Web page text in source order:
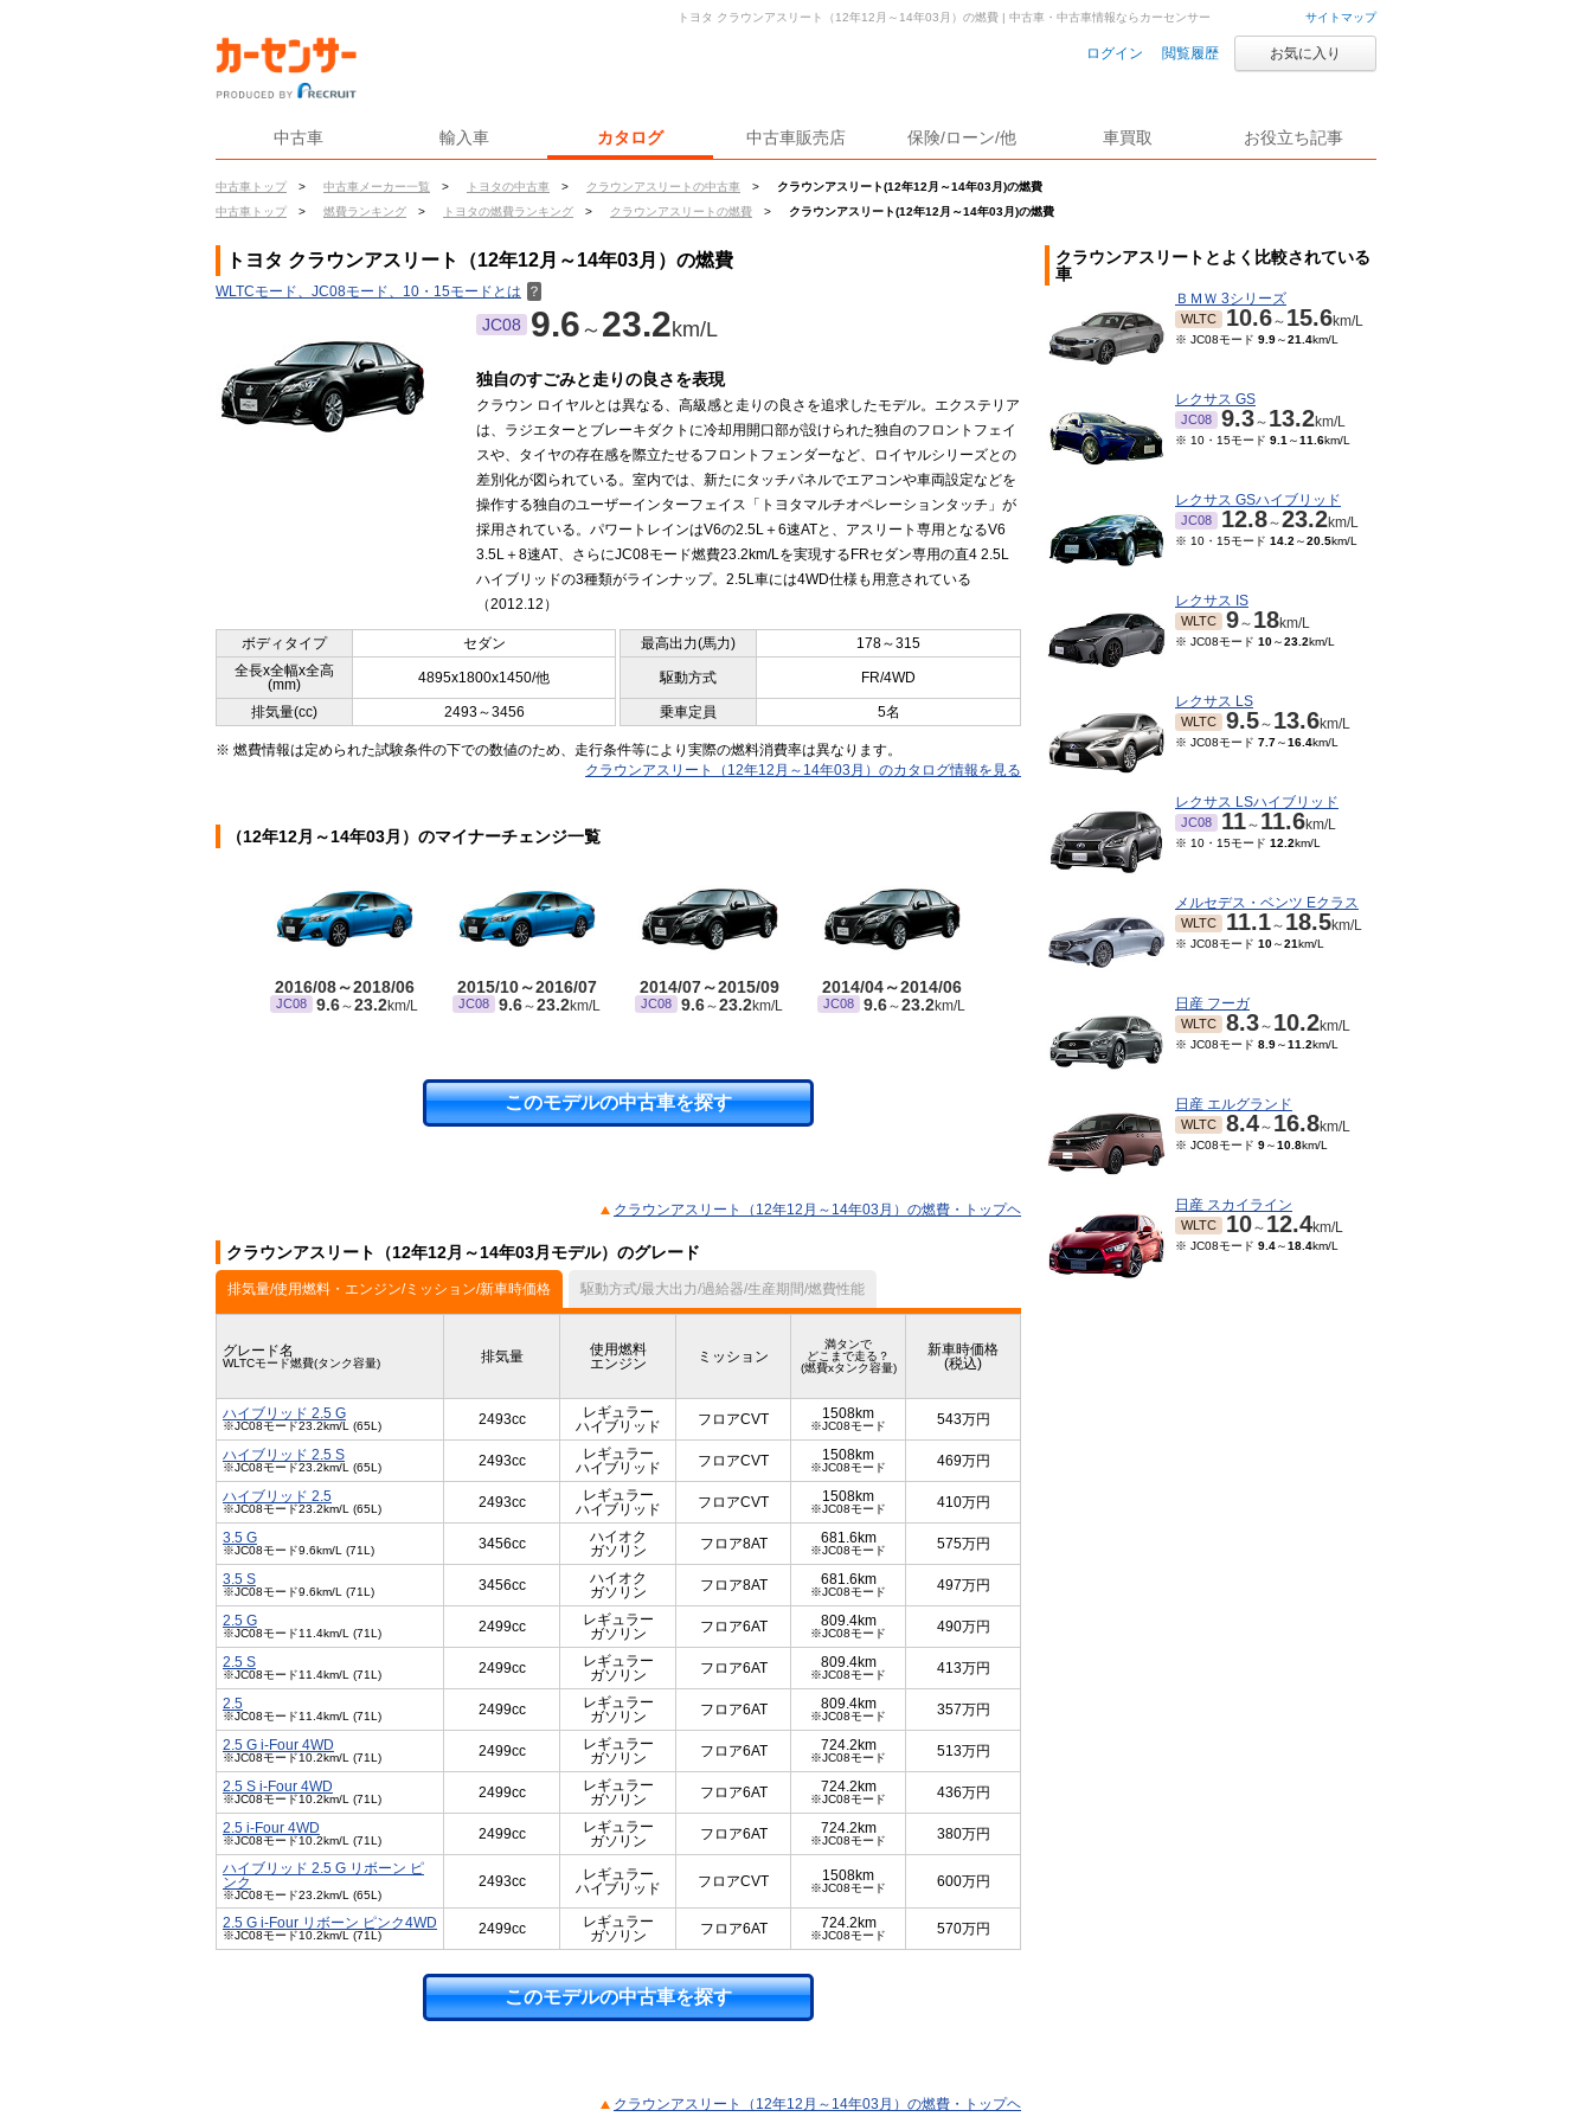
サイトマップ
ログイン 閲覧履歴 お気に入り
中古車 輸入車 カタログ 中古車販売店 保険/ローン/他 車買取 お役立ち記事
中古車トップ > 中古車メーカー一覧 > トヨタの中古車 > クラウンアスリートの中古車 >
クラウンアスリート(12年12月～14年03月)の燃費
中古車トップ
> 燃費ランキング > トヨタの燃費ランキング > クラウンアスリートの燃費 > クラウンアスリート(12年12月～14年03月)の燃費
トヨタ クラウンアスリート（12年12月～14年03月）の燃費 | 中古車・中古車情報ならカーセンサー
トヨタ クラウンアスリート（12年12月～14年03月）の燃費
WLTCモード、JC08モード、10・15モードとは ？
JC08 9.6 ～ 23.2km/L
独自のすごみと走りの良さを表現
クラウン ロイヤルとは異なる、高級感と走りの良さを追求したモデル。エクステリア
は、ラジエターとブレーキダクトに冷却用開口部が設けられた独自のフロントフェイ
スや、タイヤの存在感を際立たせるフロントフェンダーなど、ロイヤルシリーズとの
差別化が図られている。室内では、新たにタッチパネルでエアコンや車両設定などを
操作する独自のユーザーインターフェイス「トヨタマルチオペレーションタッチ」が
採用されている。パワートレインはV6の2.5L＋6速ATと、アスリート専用となるV6
3.5L＋8速AT、さらにJC08モード燃費23.2km/Lを実現するFRセダン専用の直4 2.5L
ハイブリッドの3種類がラインナップ。2.5L車には4WD仕様も用意されている
（2012.12）
ボディタイプ セダン 最高出力(馬力)
178～315
全長x全幅x全高
(mm)
4895x1800x1450/他 駆動方式 FR/4WD
排気量(cc) 2493～3456 乗車定員 5名
※ 燃費情報は定められた試験条件の下での数値のため、走行条件等により実際の燃料消費率は異なります。
クラウンアスリート（12年12月～14年03月）のカタログ情報を見る
（12年12月～14年03月）のマイナーチェンジ一覧
2016/08～2018/06
JC08 9.6～23.2km/L
2015/10～2016/07
JC08 9.6～23.2km/L
2014/07～2015/09
JC08 9.6～23.2km/L
2014/04～2014/06
JC08 9.6～23.2km/L
このモデルの中古車を探す
クラウンアスリート（12年12月～14年03月）の燃費・トップヘ
クラウンアスリート（12年12月～14年03月モデル）のグレード
排気量/使用燃料・エンジン/ミッション/新車時価格 駆動方式/最大出力/過給器/生産期間/燃費性能
グレード名
WLTCモード燃費(タンク容量) 排気量
使用燃料
エンジン
ミッション
満タンで
どこまで走る？
(燃費xタンク容量)
新車時価格
(税込)
ハイブリッド 2.5 G
※JC08モード23.2km/L (65L) 2493cc
レギュラー
ハイブリッド
フロアCVT 1508km
※JC08モード 543万円
ハイブリッド 2.5 S
※JC08モード23.2km/L (65L) 2493cc
レギュラー
ハイブリッド
フロアCVT 1508km
※JC08モード 469万円
ハイブリッド 2.5
※JC08モード23.2km/L (65L) 2493cc
レギュラー
ハイブリッド
フロアCVT 1508km
※JC08モード 410万円
3.5 G
※JC08モード9.6km/L (71L) 3456cc
ハイオク
ガソリン
フロア8AT 681.6km
※JC08モード 575万円
3.5 S
※JC08モード9.6km/L (71L) 3456cc
ハイオク
ガソリン
フロア8AT 681.6km
※JC08モード 497万円
2.5 G
※JC08モード11.4km/L (71L) 2499cc
レギュラー
ガソリン
フロア6AT 809.4km
※JC08モード 490万円
2.5 S
※JC08モード11.4km/L (71L) 2499cc
レギュラー
ガソリン
フロア6AT 809.4km
※JC08モード 413万円
2.5
※JC08モード11.4km/L (71L) 2499cc
レギュラー
ガソリン
フロア6AT 809.4km
※JC08モード 357万円
2.5 G i-Four 4WD
※JC08モード10.2km/L (71L) 2499cc
レギュラー
ガソリン
フロア6AT 724.2km
※JC08モード 513万円
2.5 S i-Four 4WD
※JC08モード10.2km/L (71L) 2499cc
レギュラー
ガソリン
フロア6AT 724.2km
※JC08モード 436万円
2.5 i-Four 4WD
※JC08モード10.2km/L (71L) 2499cc
レギュラー
ガソリン
フロア6AT 724.2km
※JC08モード 380万円
ハイブリッド 2.5 G リボーン ピ
ンク
※JC08モード23.2km/L (65L)
2493cc
レギュラー
ハイブリッド
フロアCVT 1508km
※JC08モード 600万円
2.5 G i-Four リボーン ピンク4WD
※JC08モード10.2km/L (71L) 2499cc
レギュラー
ガソリン
フロア6AT 724.2km
※JC08モード 570万円
このモデルの中古車を探す
クラウンアスリート（12年12月～14年03月）の燃費・トップヘ
クラウンアスリートとよく比較されている
車
ＢＭＷ 3シリーズ
WLTC 10.6～ 15.6km/L
※ JC08モード 9.9～21.4km/L
レクサス GS
JC08 9.3～ 13.2km/L
※ 10・15モード 9.1 ～11.6km/L
レクサス GSハイブリッド
JC08 12.8～23.2km/L
※ 10・15モード 14.2 ～20.5km/L
レクサス IS
WLTC 9～ 18km/L
※ JC08モード 10～23.2km/L
レクサス LS
WLTC 9.5～ 13.6km/L
※ JC08モード 7.7～16.4km/L
レクサス LSハイブリッド
JC08 11～ 11.6km/L
※ 10・15モード 12.2km/L
メルセデス・ベンツ Eクラス
WLTC 11.1～ 18.5km/L
※ JC08モード 10～21km/L
日産 フーガ
WLTC 8.3～ 10.2km/L
※ JC08モード 8.9～11.2km/L
日産 エルグランド
WLTC 8.4～ 16.8km/L
※ JC08モード 9～10.8km/L
日産 スカイライン
WLTC 10～ 12.4km/L
※ JC08モード 9.4～18.4km/L